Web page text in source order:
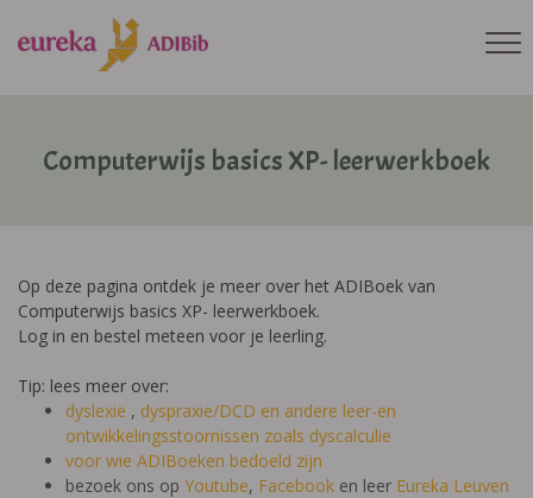
Computerwijs basics XP- leerwerkboek
Op deze pagina ontdek je meer over het ADIBoek van
Computerwijs basics XP- leerwerkboek.
Log in en bestel meteen voor je leerling.
Tip: lees meer over:
dyslexie , dyspraxie/DCD en andere leer-en
ontwikkelingsstoornissen zoals dyscalculie
voor wie ADIBoeken bedoeld zijn
bezoek ons op Youtube, Facebook en leer Eureka Leuven